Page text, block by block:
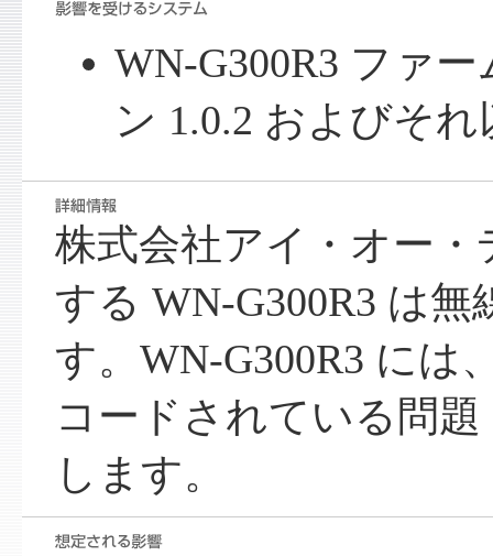
WN-G300R3 ファ
ン 1.0.2 およびそれ
株式会社アイ・オー・
する WN-G300R3 は
す。WN-G300R3 には
コードされている問題
します。